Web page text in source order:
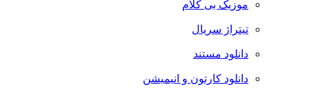
موزیک بی کلام
تیتراژ سریال
دانلود مستند
دانلود کارتون و انیمیشن